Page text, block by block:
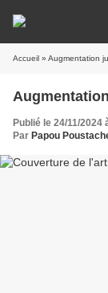
Accueil » Augmentation
Publié le 24/11/2024
Par Papou